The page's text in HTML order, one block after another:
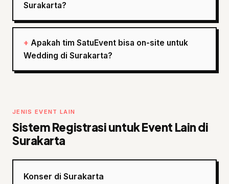
Surakarta?
Apakah tim SatuEvent bisa on-site untuk
Wedding di Surakarta?
JENIS EVENT LAIN
Sistem Registrasi untuk Event Lain di
Surakarta
Konser di Surakarta